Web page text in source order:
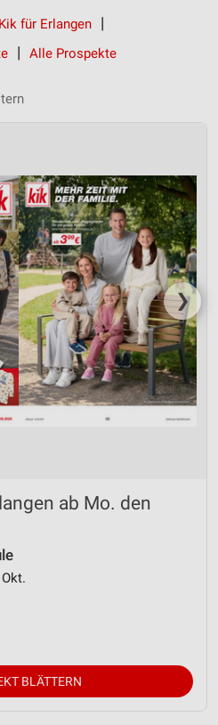
für Erlangen
Alle Prospekte
❯
ab Mo. den
BLÄTTERN